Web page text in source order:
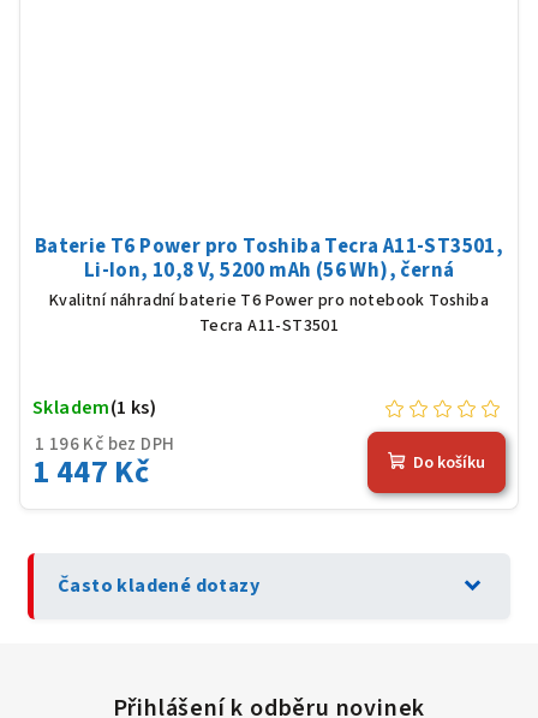
Baterie T6 Power pro Toshiba Tecra A11-ST3501,
Li-Ion, 10,8 V, 5200 mAh (56 Wh), černá
Kvalitní náhradní baterie T6 Power pro notebook Toshiba
Tecra A11-ST3501
1 196 Kč bez DPH
1 447 Kč
Skladem(1 ks)
Do košíku
Často kladené dotazy expand_more